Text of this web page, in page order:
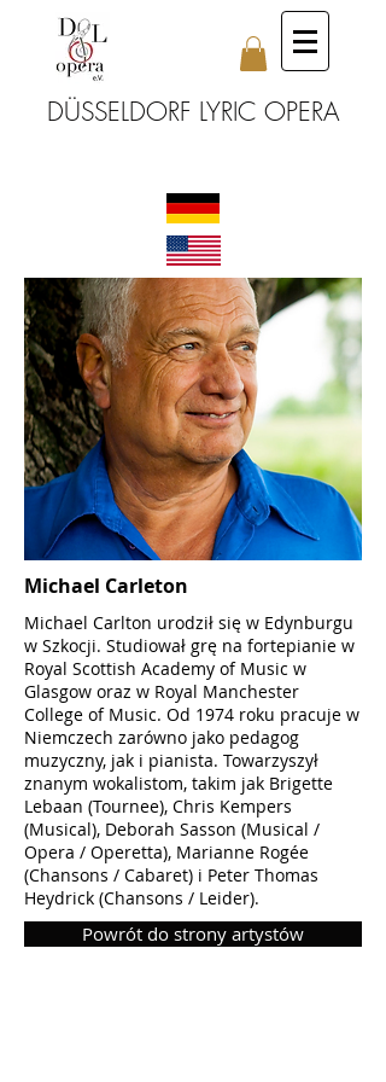
DÜSSELDORF LYRIC OPERA
Michael Carleton
Michael Carlton urodził się w Edynburgu
w Szkocji. Studiował grę na fortepianie w
Royal Scottish Academy of Music w
Glasgow oraz w Royal Manchester
College of Music. Od 1974 roku pracuje w
Niemczech zarówno jako pedagog
muzyczny, jak i pianista. Towarzyszył
znanym wokalistom, takim jak Brigette
Lebaan (Tournee), Chris Kempers
(Musical), Deborah Sasson (Musical /
Opera / Operetta), Marianne Rogée
(Chansons / Cabaret) i Peter Thomas
Heydrick (Chansons / Leider).
Powrót do strony artystów